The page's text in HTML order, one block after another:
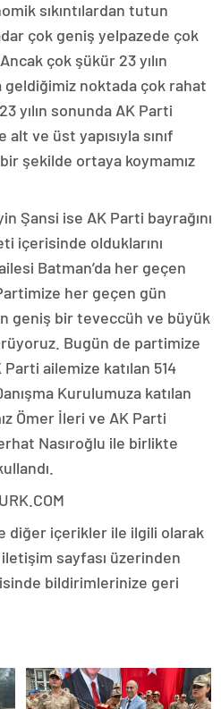
sıkıntılardan tutun
çok geniş yelpazede çok
Ancak çok şükür 23 yılın
geldiğimiz noktada çok rahat
yılın sonunda AK Parti
ve üst yapısıyla sınıf
şekilde ortaya koymamız
Şansi ise AK Parti bayrağını
içerisinde olduklarını
Batman’da her geçen
her geçen gün
geniş bir teveccüh ve büyük
Bugün de partimize
ailemize katılan 514
Kurulumuza katılan
Ömer İleri ve AK Parti
Nasıroğlu ile birlikte
diğer içerikler ile ilgili olarak
sayfası üzerinden
bildirimlerinize geri